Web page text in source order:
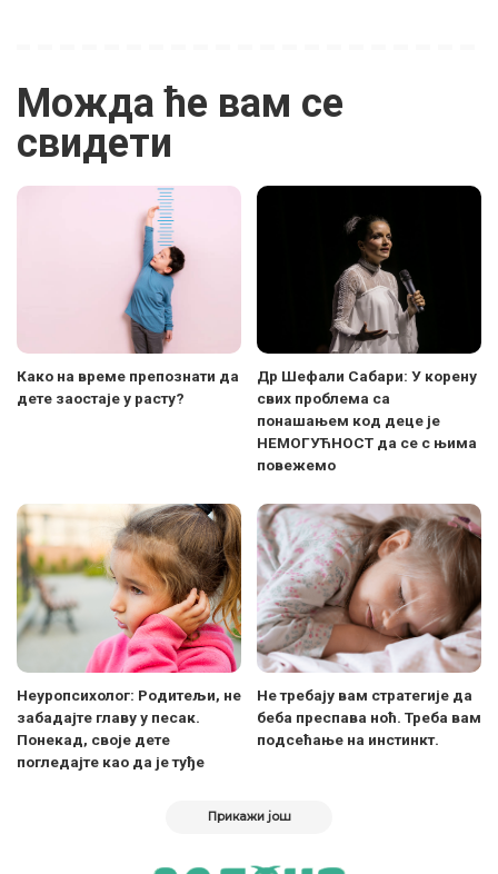
Можда ће вам се
свидети
Како на време препознати да
дете заостаје у расту?
Др Шефали Сабари: У корену
свих проблема са
понашањем код деце је
НЕМОГУЋНОСТ да се с њима
повежемо
Неуропсихолог: Родитељи, не
забадајте главу у песак.
Понекад, своје дете
погледајте као да је туђе
Не требају вам стратегије да
беба преспава ноћ. Треба вам
подсећање на инстинкт.
Прикажи још